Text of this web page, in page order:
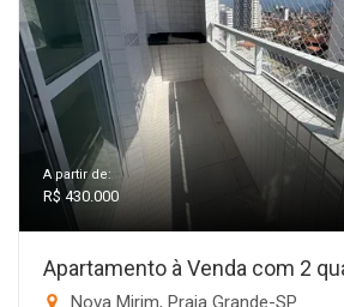
A partir de:
R$ 430.000
Apartamento à Venda com 2
Nova Mirim, Praia Grande-SP